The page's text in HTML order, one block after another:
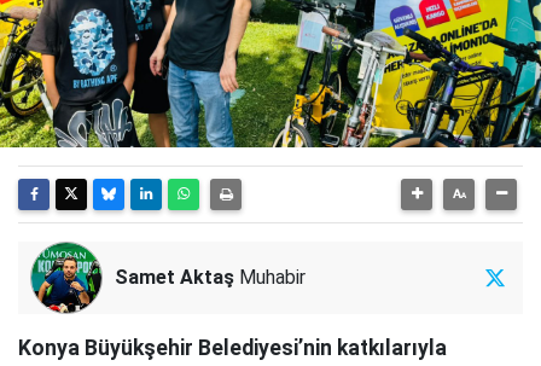
Samet Aktaş Muhabir
Konya Büyükşehir Belediyesi’nin katkılarıyla